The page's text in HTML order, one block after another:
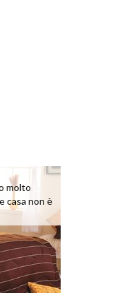
molto
casa non è